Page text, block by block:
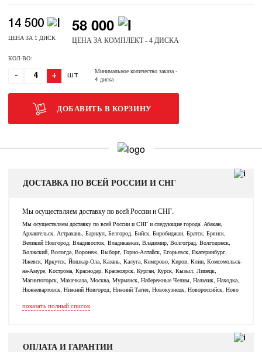
14 500
ЦЕНА ЗА 1 ДИСК
58 000
ЦЕНА ЗА КОМПЛЕКТ - 4 ДИСКА
КОЛ-ВО:
- + ШТ.
Минимальное количество заказа-
4 диска
ДОБАВИТЬ В КОРЗИНУ
ДОСТАВКА ПО ВСЕЙ РОССИИ И СНГ
Мы осуществляем доставку по всей России и СНГ.
Мы осуществляем доставку по всей России и СНГ и следующие города: Абакан,
Архангельск, Астрахань, Барнаул, Белгород, Бийск, Биробиджан, Братск, Брянск,
Великий Новгород, Владивосток, Владикавказ, Владимир, Волгоград, Волгодонск,
Волжский, Вологда, Воронеж, Выборг, Горно-Алтайск, Егорьевск, Екатеринбург,
Ижевск, Иркутск, Йошкар-Ола, Казань, Калуга, Кемерово, Киров, Клин, Комсомольск-
на-Амуре, Кострома, Краснодар, Красноярск, Курган, Курск, Кызыл, Липецк,
Магнитогорск, Махачкала, Москва, Мурманск, Набережные Челны, Нальчик, Находка,
Нижневартовск, Нижний Новгород, Нижний Тагил, Новокузнецк, Новороссийск, Ново
показать полный список
ОПЛАТА И ГАРАНТИИ